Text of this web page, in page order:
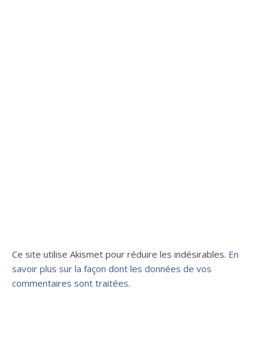
Ce site utilise Akismet pour réduire les indésirables. En
savoir plus sur la façon dont les données de vos
commentaires sont traitées.